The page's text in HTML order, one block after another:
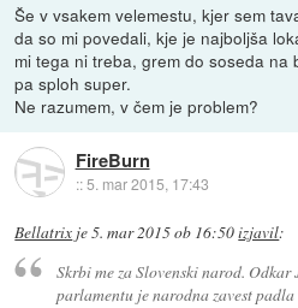
Še v vsakem velemestu, kjer sem
da so mi povedali, kje je najboljša
mi tega ni treba, grem do soseda na
pa sploh super.
Ne razumem, v čem je problem?
FireBurn
::5. mar 2015, 17:43
Bellatrix je5. mar 2015 ob 16:50izjavil:
Skrbi me za Slovenski narod.
parlamentu je narodna zavest padla